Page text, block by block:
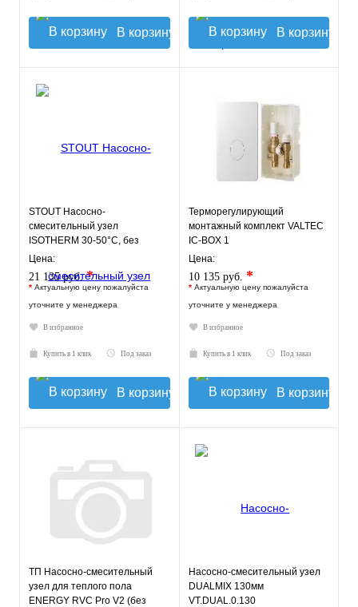
В корзину В корзину
STOUT Насосно-
смесительный узел
ISOTHERM 30-50°C, без
насоса.
Цена:
21 135 руб.*
* Актуальную цену пожалуйста
уточните у менеджера
В избранное
Купить в 1 клик Под заказ
В корзину
Терморегулирующий
монтажный комплект VALTEC
IC-BOX 1
Цена:
10 135 руб. *
* Актуальную цену пожалуйста
уточните у менеджера
В избранное
Купить в 1 клик Под заказ
В корзину
ТП Насосно-смесительный
узел для теплого пола
ENERGY RVC Pro V2 (без
Насосно-смесительный узел
DUALMIX 130мм
VT.DUAL.0.130